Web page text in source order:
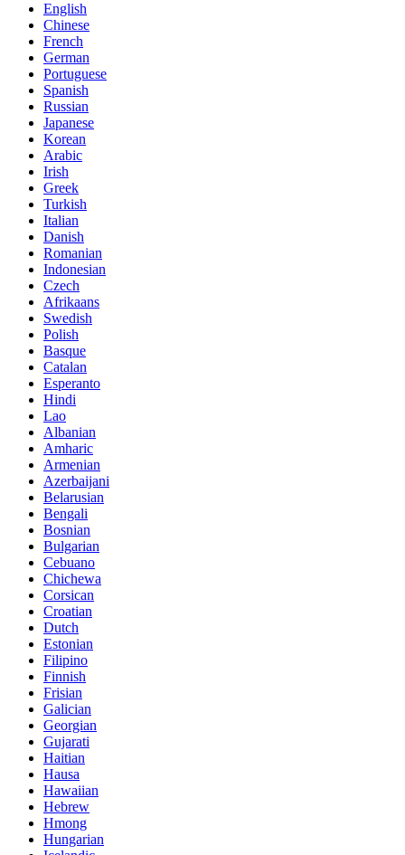
English
Chinese
French
German
Portuguese
Spanish
Russian
Japanese
Korean
Arabic
Irish
Greek
Turkish
Italian
Danish
Romanian
Indonesian
Czech
Afrikaans
Swedish
Polish
Basque
Catalan
Esperanto
Hindi
Lao
Albanian
Amharic
Armenian
Azerbaijani
Belarusian
Bengali
Bosnian
Bulgarian
Cebuano
Chichewa
Corsican
Croatian
Dutch
Estonian
Filipino
Finnish
Frisian
Galician
Georgian
Gujarati
Haitian
Hausa
Hawaiian
Hebrew
Hmong
Hungarian